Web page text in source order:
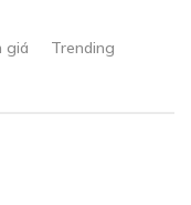
giá Trending